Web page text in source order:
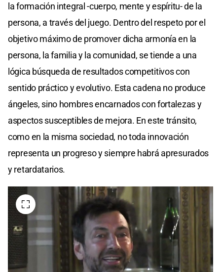
la formación integral -cuerpo, mente y espíritu- de la
persona, a través del juego. Dentro del respeto por el
objetivo máximo de promover dicha armonía en la
persona, la familia y la comunidad, se tiende a una
lógica búsqueda de resultados competitivos con
sentido práctico y evolutivo. Esta cadena no produce
ángeles, sino hombres encarnados con fortalezas y
aspectos susceptibles de mejora. En este tránsito,
como en la misma sociedad, no toda innovación
representa un progreso y siempre habrá apresurados
y retardatarios.